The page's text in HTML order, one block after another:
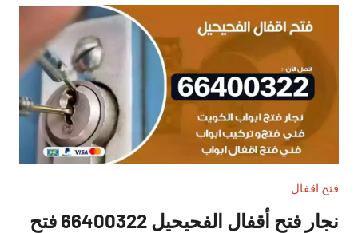
فتح اقفال
نجار فتح أقفال الفحيحيل 66400322 فتح